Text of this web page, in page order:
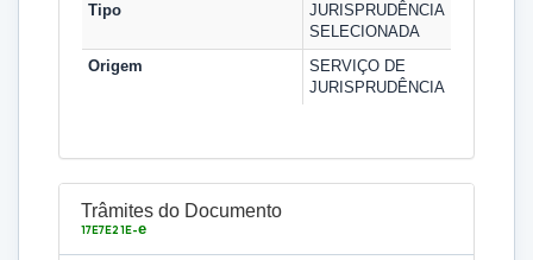
Tipo
JURISPRUDÊNCIA
SELECIONADA
Origem
SERVIÇO DE
JURISPRUDÊNCIA
Trâmites do Documento
17E7E21E-e